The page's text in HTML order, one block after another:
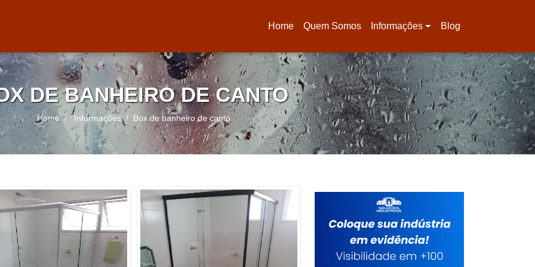
Home
(current)
Quem Somos Informações Blog
DE BANHEIRO DE CANTO
Home Informações Box de banheiro de canto